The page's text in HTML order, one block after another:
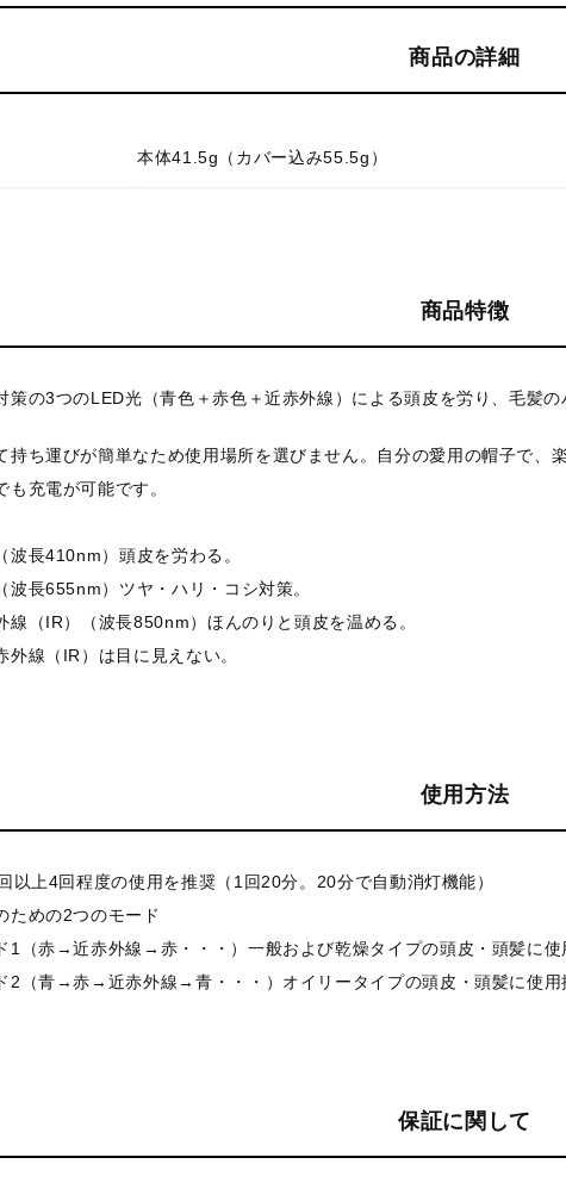
商品の詳細
本体41.5g（カバー込み55.5g）
商品特徴
策の3つのLED光（青色＋赤色＋近赤外線）による頭皮を労り、毛髪の
持ち運びが簡単なため使用場所を選びません。自分の愛用の帽子で、
も充電が可能です。
波長410nm）頭皮を労わる。
波長655nm）ツヤ・ハリ・コシ対策。
線（IR）（波長850nm）ほんのりと頭皮を温める。
外線（IR）は目に見えない。
使用方法
以上4回程度の使用を推奨（1回20分。20分で自動消灯機能）
ための2つのモード
1（赤→近赤外線→赤・・・）一般および乾燥タイプの頭皮・頭髪に使
2（青→赤→近赤外線→青・・・）オイリータイプの頭皮・頭髪に使用
保証に関して